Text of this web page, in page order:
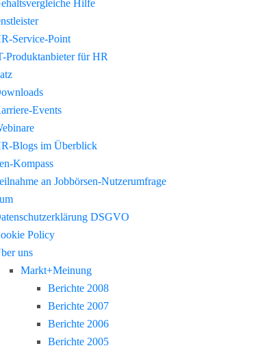
Hilfe
Service-Point
Produktanbieter für HR
Events
Blogs im Überblick
Kompass
an Jobbörsen-Nutzerumfrage
DSGVO
Policy
uns
Markt+Meinung
Berichte 2008
Berichte 2007
Berichte 2006
Berichte 2005